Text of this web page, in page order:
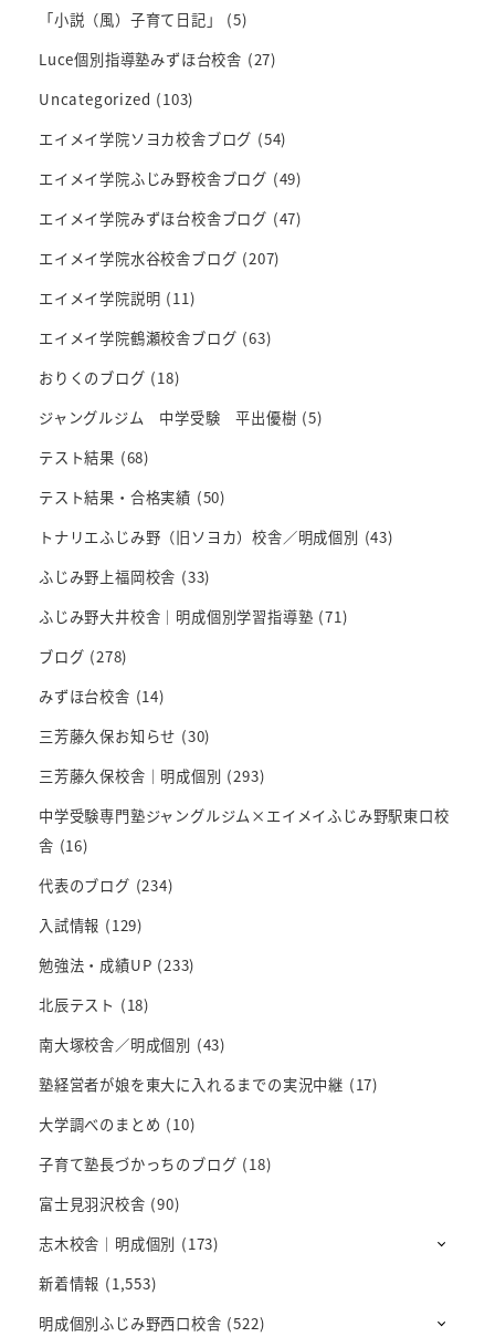
「小説（風）子育て日記」
(5)
Luce個別指導塾みずほ台校舎 (27)
Uncategorized (103)
エイメイ学院ソヨカ校舎ブログ (54)
エイメイ学院ふじみ野校舎ブログ (49)
エイメイ学院みずほ台校舎ブログ (47)
エイメイ学院水谷校舎ブログ (207)
エイメイ学院説明 (11)
エイメイ学院鶴瀬校舎ブログ (63)
おりくのブログ (18)
ジャングルジム 中学受験 平出優樹 (5)
テスト結果 (68)
テスト結果・合格実績 (50)
トナリエふじみ野（旧ソヨカ）校舎／明成個別 (43)
ふじみ野上福岡校舎 (33)
ふじみ野大井校舎｜明成個別学習指導塾 (71)
ブログ (278)
みずほ台校舎 (14)
三芳藤久保お知らせ (30)
三芳藤久保校舎｜明成個別 (293)
中学受験専門塾ジャングルジム×エイメイふじみ野駅東口校
舎 (16)
代表のブログ (234)
入試情報 (129)
勉強法・成績UP (233)
北辰テスト (18)
南大塚校舎／明成個別 (43)
塾経営者が娘を東大に入れるまでの実況中継 (17)
大学調べのまとめ (10)
子育て塾長づかっちのブログ (18)
富士見羽沢校舎 (90)
志木校舎｜明成個別 (173)
新着情報 (1,553)
明成個別ふじみ野西口校舎 (522)